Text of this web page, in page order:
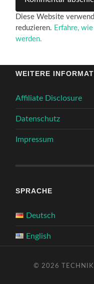
Diese Website
reduzieren. Erfahre,
werden.
WEITERE
Affiliate Disclosure
Datenschutz
Impressum
SPRACHE
Deutsch
English
© 2026